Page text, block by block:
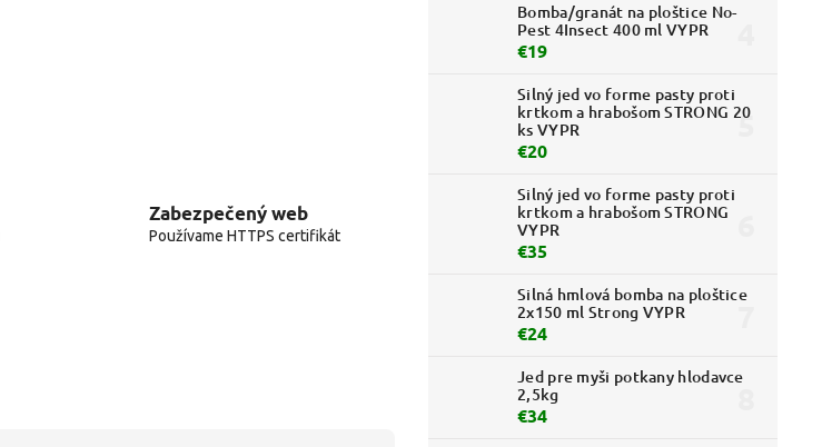
Bomba/granát na ploštice No-
Pest 4Insect 400 ml VYPR
€19
Silný jed vo forme pasty proti
krtkom a hrabošom STRONG 20
ks VYPR
€20
Silný jed vo forme pasty proti
krtkom a hrabošom STRONG
VYPR
€35
Silná hmlová bomba na ploštice
2x150 ml Strong VYPR
€24
Jed pre myši potkany hlodavce
2,5kg
€34
Zabezpečený web
Používame HTTPS certifikát